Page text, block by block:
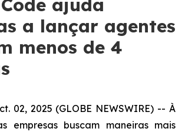
ajuda
a lançar agentes
menos de 4
02, 2025 (GLOBE NEWSWIRE) -- À
empresas buscam maneiras mais